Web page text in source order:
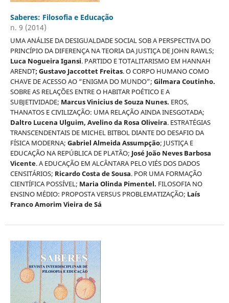
Saberes: Filosofia e Educação
n. 9 (2014)
UMA ANÁLISE DA DESIGUALDADE SOCIAL SOB A PERSPECTIVA DO
PRINCÍPIO DA DIFERENÇA NA TEORIA DA JUSTIÇA DE JOHN RAWLS;
Luca Nogueira Igansi. PARTIDO E TOTALITARISMO EM HANNAH
ARENDT; Gustavo Jaccottet Freitas. O CORPO HUMANO COMO
CHAVE DE ACESSO AO “ENIGMA DO MUNDO”; Gilmara Coutinho.
SOBRE AS RELAÇÕES ENTRE O HABITAR POÉTICO E A
SUBJETIVIDADE; Marcus Vinicius de Souza Nunes. EROS,
THANATOS E CIVILIZAÇÃO: UMA RELAÇÃO AINDA INESGOTADA;
Daltro Lucena Ulguim, Avelino da Rosa Oliveira. ESTRATÉGIAS
TRANSCENDENTAIS DE MICHEL BITBOL DIANTE DO DESAFIO DA
FÍSICA MODERNA; Gabriel Almeida Assumpção; JUSTIÇA E
EDUCAÇÃO NA REPÚBLICA DE PLATÃO; José João Neves Barbosa
Vicente. A EDUCAÇÃO EM ALCÂNTARA PELO VIÉS DOS DADOS
CENSITÁRIOS; Ricardo Costa de Sousa. POR UMA FORMAÇÃO
CIENTÍFICA POSSÍVEL; Maria Olinda Pimentel. FILOSOFIA NO
ENSINO MÉDIO: PROPOSTA VERSUS PROBLEMATIZAÇÃO; Laís
Franco Amorim Vieira de Sá